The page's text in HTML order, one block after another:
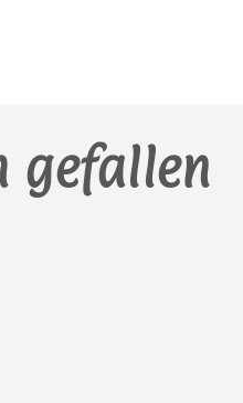
gefallen